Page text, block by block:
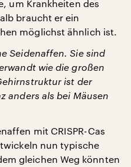
um Krankheiten des
braucht er ein
möglichst ähnlich ist.
Seidenaffen. Sie sind
wie die großen
ist der
anders als bei Mäusen
mit CRISPR-Cas
nun typische
gleichen Weg könnten